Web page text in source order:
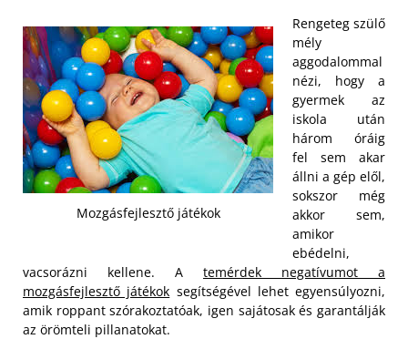
Mozgásfejlesztő játékok
Rengeteg szülő
mély
aggodalommal
nézi, hogy a
gyermek az
iskola után
három óráig
fel sem akar
állni a gép elől,
sokszor még
akkor sem,
amikor
ebédelni,
vacsorázni kellene. A temérdek negatívumot a
mozgásfejlesztő játékok segítségével lehet egyensúlyozni,
amik roppant szórakoztatóak, igen sajátosak és garantálják
az örömteli pillanatokat.